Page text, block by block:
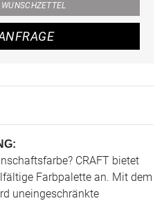
CRAFT bietet
Farbpalette an. Mit dem
uneingeschränkte